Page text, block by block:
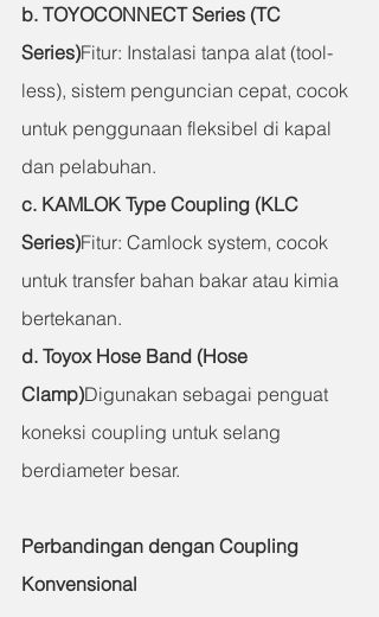
b. TOYOCONNECT Series (TC
Series)Fitur: Instalasi tanpa alat (tool-
less), sistem penguncian cepat, cocok
untuk penggunaan fleksibel di kapal
dan pelabuhan.
c. KAMLOK Type Coupling (KLC
Series)Fitur: Camlock system, cocok
untuk transfer bahan bakar atau kimia
bertekanan.
d. Toyox Hose Band (Hose
Clamp)Digunakan sebagai penguat
koneksi coupling untuk selang
berdiameter besar.
Perbandingan dengan Coupling
Konvensional